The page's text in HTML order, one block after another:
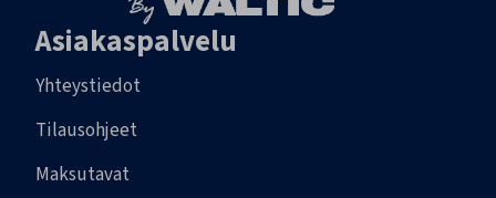
Asiakaspalvelu
Yhteystiedot
Tilausohjeet
Maksutavat